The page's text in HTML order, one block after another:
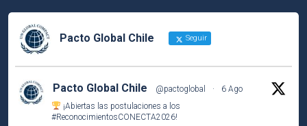
Pacto Global Chile Seguir
Pacto Global Chile @pactoglobal ·
6 Ago
¡Abiertas las postulaciones a los
#ReconocimientosCONECTA2026!